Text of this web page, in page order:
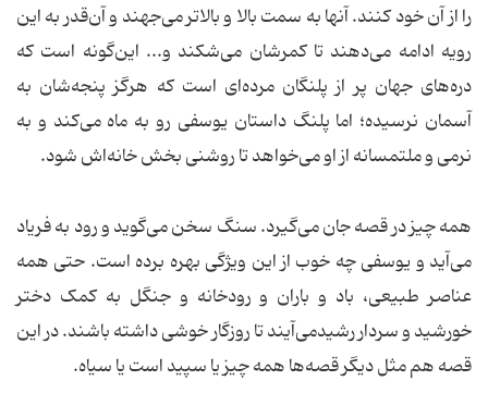
را از آن خود کنند. آنها به سمت بالا و بالاتر می‌جهند و آن‌قدر به این
رویه ادامه می‌دهند تا کمرشان می‌شکند و... این‌گونه است که
دره‌های جهان پر از پلنگان مرده‌ای است که هرگز پنجه‌شان به
آسمان نرسیده؛ اما پلنگ داستان یوسفی رو به ماه می‌کند و به
نرمی و ملتمسانه از او می‌خواهد تا روشنی بخش خانه‌اش شود.
همه چیز در قصه جان می‌گیرد. سنگ سخن می‌گوید و رود به فریاد
می‌آید و یوسفی چه خوب از این ویژگی بهره برده است. حتی همه
عناصر طبیعی، باد و باران و رودخانه و جنگل به کمک دختر
خورشید و سردار رشیدمی‌آیند تا روزگار خوشی داشته باشند. در این
قصه هم مثل دیگر قصه‌ها همه چیز یا سپید است یا سیاه.